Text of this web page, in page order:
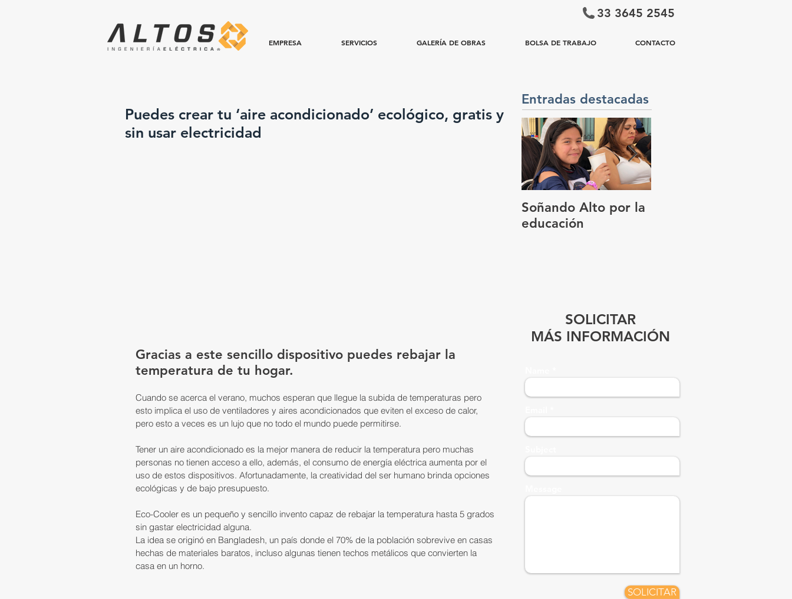
33 3645 2545
EMPRESA SERVICIOS GALERÍA DE OBRAS BOLSA DE TRABAJO CONTACTO
Puedes crear tu ‘aire acondicionado’ ecológico, gratis y
sin usar electricidad
Gracias a este sencillo dispositivo puedes rebajar la
temperatura de tu hogar.
Cuando se acerca el verano, muchos esperan que llegue la subida de temperaturas pero
esto implica el uso de ventiladores y aires acondicionados que eviten el exceso de calor,
pero esto a veces es un lujo que no todo el mundo puede permitirse.
Tener un aire acondicionado es la mejor manera de reducir la temperatura pero muchas
personas no tienen acceso a ello, además, el consumo de energía eléctrica aumenta por el
uso de estos dispositivos. Afortunadamente, la creatividad del ser humano brinda opciones
ecológicas y de bajo presupuesto.
Eco-Cooler es un pequeño y sencillo invento capaz de rebajar la temperatura hasta 5 grados
sin gastar electricidad alguna.
La idea se originó en Bangladesh, un país donde el 70% de la población sobrevive en casas
hechas de materiales baratos, incluso algunas tienen techos metálicos que convierten la
casa en un horno.
Entradas destacadas
Soñando Alto por la
educación
SOLICITAR
SOLICITAR
MÁS INFORMACIÓN